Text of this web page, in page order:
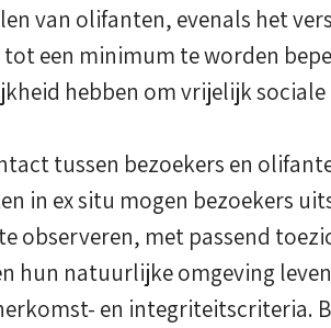
van olifanten, evenals het
een minimum te worden
hebben om vrijelijk
tussen bezoekers en
in ex situ mogen bezoekers
observeren, met passend
hun natuurlijke omgeving
en integriteitscriteria.